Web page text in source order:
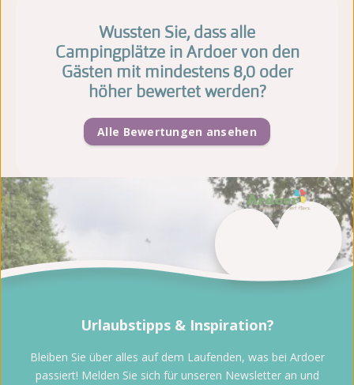
Wussten Sie, dass alle
Campingplätze in Ardoer von den
Gästen mit mindestens 8,0 oder
höher bewertet werden?
Alle Bewertungen ansehen
Urlaubstipps & Inspiration?
Bleiben Sie über alles auf dem Laufenden, was bei Ardoer
passiert! Melden Sie sich für unseren Newsletter an und